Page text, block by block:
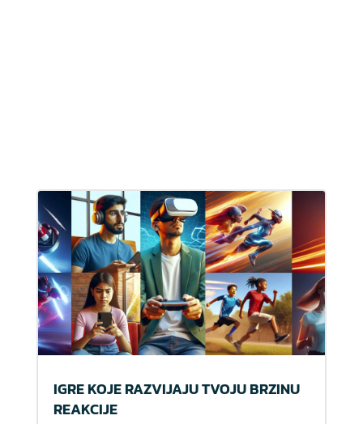
IGRE KOJE RAZVIJAJU TVOJU BRZINU
REAKCIJE